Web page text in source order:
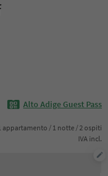
Alto Adige Guest Pass
appartamento / 1 notte / 2 ospiti
IVA incl.